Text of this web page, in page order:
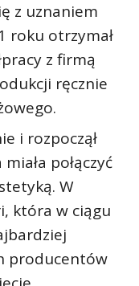
z uznaniem
roku otrzymał
z firmą
ręcznie
i rozpoczął
połączyć
W
która w ciągu
producentów